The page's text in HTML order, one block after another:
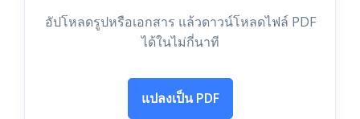
อัปโหลดรูปหรือเอกสาร แล้วดาวน์โหลดไฟล์ PDF
ได้ในไม่กี่นาที
แปลงเป็น PDF